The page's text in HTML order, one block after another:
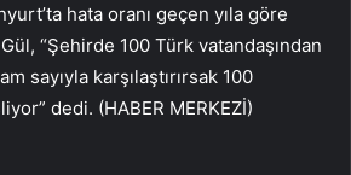
hata oranı geçen yıla göre
“Şehirde 100 Türk vatandaşından
sayıyla karşılaştırırsak 100
dedi. (HABER MERKEZİ)